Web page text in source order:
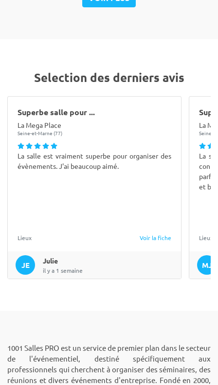
Selection des derniers avis
Superbe salle pour ...
La Mega Place
Seine-et-Marne (77)
La salle est vraiment superbe pour organiser des
évènements. J'ai beaucoup aimé.
Voir la fiche
Lieux
JE Julie
il y a 1 semaine
La
Seine-
La
et
Lieux
MJ
1001 Salles PRO est un service de premier plan dans le secteur
de l'événementiel, destiné spécifiquement aux
professionnels qui cherchent à organiser des séminaires, des
réunions et divers événements d'entreprise. Fondé en 2000,